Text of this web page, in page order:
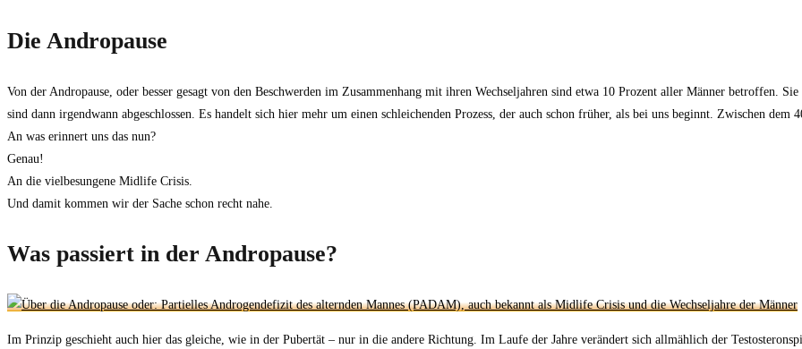
Die Andropause
Von der Andropause, oder besser gesagt von den Beschwerden im Zusammenhang mit ihren Wechseljahren sind etwa 10 Prozent aller Männer betroffen.
sind dann irgendwann abgeschlossen. Es handelt sich hier mehr um einen schleichenden Prozess, der auch schon früher, als bei uns beginnt. Zwischen
An was erinnert uns das nun?
Genau!
An die vielbesungene Midlife Crisis.
Und damit kommen wir der Sache schon recht nahe.
Was passiert in der Andropause?
Im Prinzip geschieht auch hier das gleiche, wie in der Pubertät – nur in die andere Richtung. Im Laufe der Jahre verändert sich allmählich der